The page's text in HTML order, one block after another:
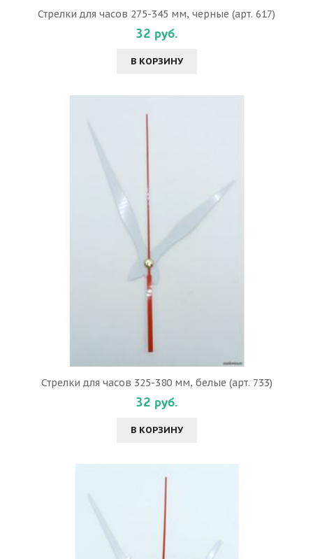
Стрелки для часов 275-345 мм, черные (арт. 617)
32 руб.
В КОРЗИНУ
Стрелки для часов 325-380 мм, белые (арт. 733)
32 руб.
В КОРЗИНУ